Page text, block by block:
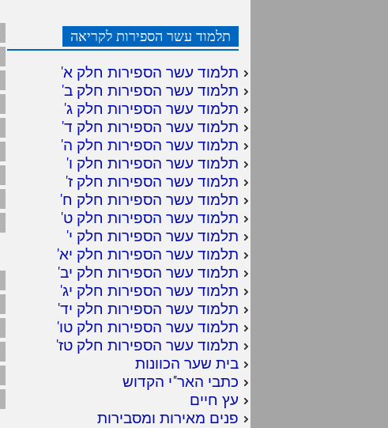
תלמוד עשר הספירות לקריאה
תלמוד עשר הספירות חלק א'
תלמוד עשר הספירות חלק ב'
תלמוד עשר הספירות חלק ג'
תלמוד עשר הספירות חלק ד'
תלמוד עשר הספירות חלק ה'
תלמוד עשר הספירות חלק ו'
תלמוד עשר הספירות חלק ז'
תלמוד עשר הספירות חלק ח'
תלמוד עשר הספירות חלק ט'
תלמוד עשר הספירות חלק י'
תלמוד עשר הספירות חלק יא'
תלמוד עשר הספירות חלק יב'
תלמוד עשר הספירות חלק יג'
תלמוד עשר הספירות חלק יד'
תלמוד עשר הספירות חלק טו'
תלמוד עשר הספירות חלק טז'
בית שער הכוונות
כתבי האר"י הקדוש
עץ חיים
פנים מאירות ומסבירות